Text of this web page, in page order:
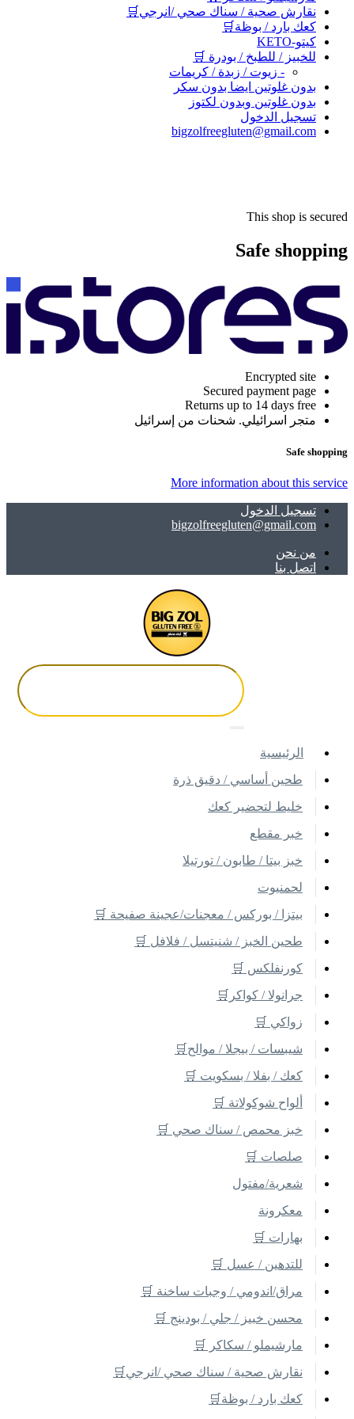
نقارش صحية / سناك صحي /انرجي🛒
كعك بارد / بوظة🛒
كيتو-KETO
للخبيز / للطبخ / بودرة 🛒
- زيوت / زبدة / كريمات
بدون غلوتين ايضا بدون سكر
بدون غلوتين وبدون لكتوز
تسجيل الدخول
bigzolfreegluten@gmail.com
This shop is secured
Safe shopping
Encrypted site
Secured payment page
Returns up to 14 days free
متجر اسرائيلي. شحنات من إسرائيل
Safe shopping
More information about this service
تسجيل الدخول
bigzolfreegluten@gmail.com
ﻣﻦ ﻧﺤﻦ
اتصل بنا
اﻟﺮﺋﻴﺴﻴﺔ
طحين أساسي / دقيق ذرة
خليط لتحضير كعك
خبر مقطع
خبز بيتا / طابون / تورتيلا
لحمنيوت
بيتزا / بوركس / معجنات/عجينة صفيحة 🛒
طحين الخبز / شنيتسل / فلافل 🛒
كورنفلكس 🛒
جرانولا / كواكر🛒
زواكي 🛒
شيبسات / بيجلا / موالح🛒
كعك / بفلا / بسكويت 🛒
ألواح شوكولاتة 🛒
خبز محمص / سناك صحي 🛒
صلصات 🛒
شعرية/مفتول
معكرونة
بهارات 🛒
للتدهين / عسل 🛒
مراق/اندومي / وجبات ساخنة 🛒
محسن خبيز / جلي / بودينج 🛒
مارشيملو / سكاكر 🛒
نقارش صحية / سناك صحي /انرجي🛒
كعك بارد / بوظة🛒